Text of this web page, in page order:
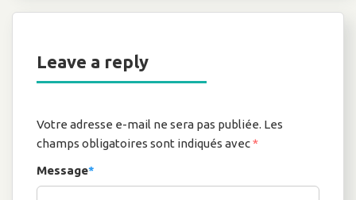
Leave a reply
Votre adresse e-mail ne sera pas publiée. Les
champs obligatoires sont indiqués avec*
Message*